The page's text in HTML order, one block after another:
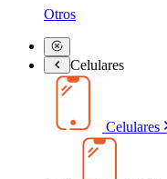
Otros
Celulares
Celulares